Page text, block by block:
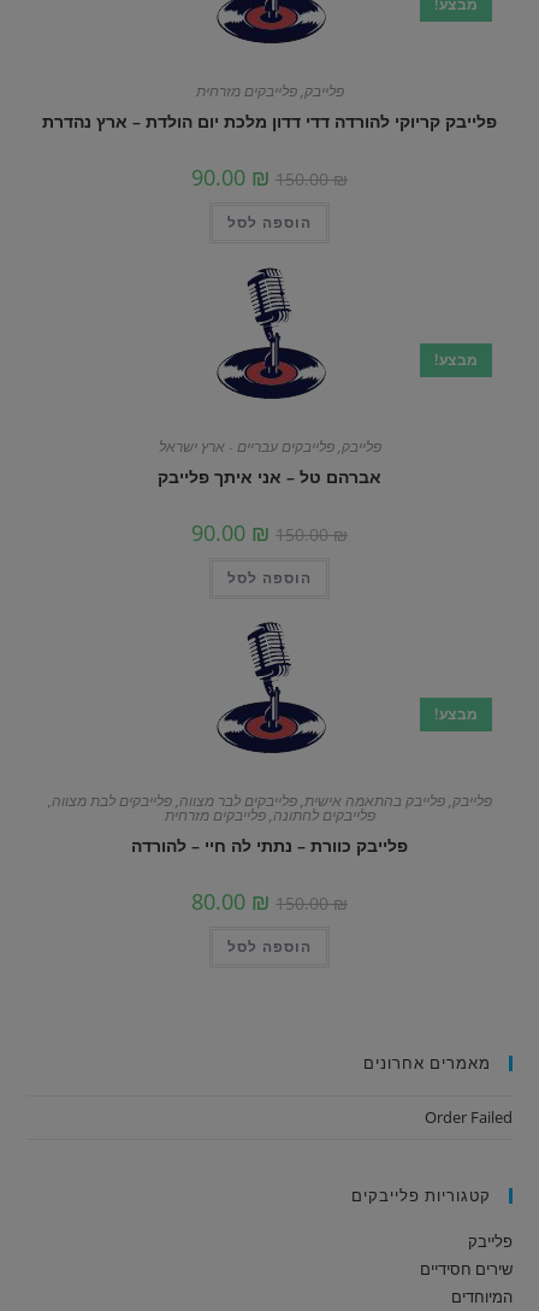
מבצע!
פלייבק,פלייבקים מזרחית
פלייבק קריוקי להורדה דדי דדון מלכת יום הולדת – ארץ נהדרת
150.00₪
90.00 ₪
הוספה לסל
מבצע!
פלייבק,פלייבקים עבריים - ארץ ישראל
אברהם טל – אני איתך פלייבק
150.00₪
90.00 ₪
הוספה לסל
מבצע!
פלייבק,פלייבק בהתאמה אישית,פלייבקים לבר מצווה,פלייבקים לבת מצווה,
פלייבקים לחתונה,פלייבקים מזרחית
פלייבק כוורת – נתתי לה חיי – להורדה
150.00₪
80.00 ₪
הוספה לסל
מאמרים אחרונים
Order Failed
קטגוריות פלייבקים
פלייבק
שירים חסידיים
המיוחדים